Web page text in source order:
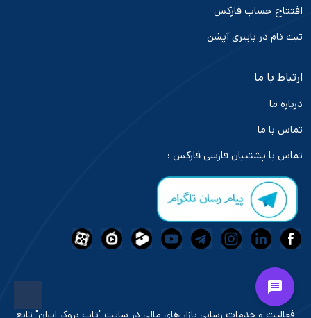
افتتاح حساب فارکس
ثبت نام در باینری آپشن
ارتباط با ما
درباره ما
تماس با ما
تماس با پشتیبان فارسی فارکس :
فعالیت و خدمات رسانی بازار های مالی در سایت "تاپ بروکر ایران" تابع